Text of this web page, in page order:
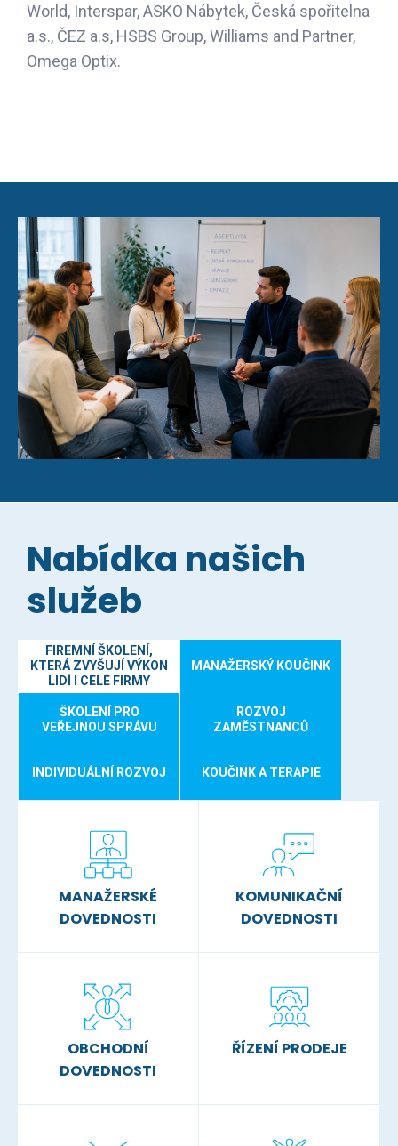
World, Interspar, ASKO Nábytek, Česká spořitelna
a.s., ČEZ a.s, HSBS Group, Williams and Partner,
Omega Optix.
Nabídka našich
služeb
FIREMNÍ ŠKOLENÍ,
KTERÁ ZVYŠUJÍ VÝKON
LIDÍ I CELÉ FIRMY
MANAŽERSKÝ KOUČINK
ŠKOLENÍ PRO
VEŘEJNOU SPRÁVU
ROZVOJ
ZAMĚSTNANCŮ
INDIVIDUÁLNÍ ROZVOJ KOUČINK A TERAPIE
MANAŽERSKÉ
DOVEDNOSTI
KOMUNIKAČNÍ
DOVEDNOSTI
OBCHODNÍ
DOVEDNOSTI
ŘÍZENÍ PRODEJE